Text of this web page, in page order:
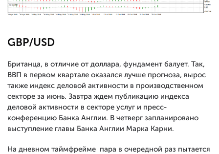
GBP/USD
Британца, в отличие от доллара, фундамент балует. Так,
ВВП в первом квартале оказался лучше прогноза, вырос
также индекс деловой активности в производственном
секторе за июнь. Завтра ждем публикацию индекса
деловой активности в секторе услуг и пресс-
конференцию Банка Англии. В четверг запланировано
выступление главы Банка Англии Марка Карни.
На дневном таймфрейме пара в очередной раз пытается